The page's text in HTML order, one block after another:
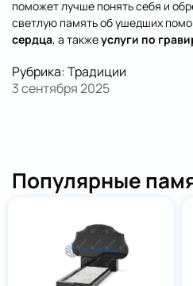
поможет лучше понять себя и
светлую память об ушедших
сердца, а такжеуслуги по
Рубрика:Традиции
3 сентября 2025
Популярные